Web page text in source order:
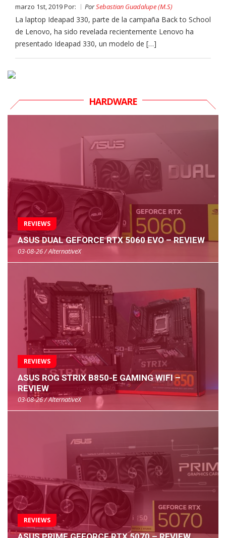
marzo 1st, 2019 Por: PorSebastian Guadalupe (M.S)
La laptop Ideapad 330, parte de la campaña Back to School
de Lenovo, ha sido revelada recientemente Lenovo ha
presentado Ideapad 330, un modelo de […]
HARDWARE
REVIEWS
ASUS DUAL GEFORCE RTX 5060 EVO – REVIEW
03-08-26 / AlternativeX
REVIEWS
ASUS ROG STRIX B850-E GAMING WIFI –
REVIEW
03-08-26 / AlternativeX
REVIEWS